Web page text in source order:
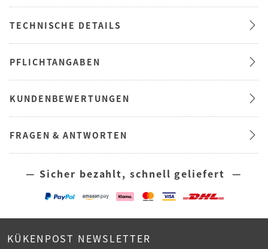
TECHNISCHE DETAILS
PFLICHTANGABEN
KUNDENBEWERTUNGEN
FRAGEN & ANTWORTEN
— Sicher bezahlt, schnell geliefert —
KÜKENPOST NEWSLETTER